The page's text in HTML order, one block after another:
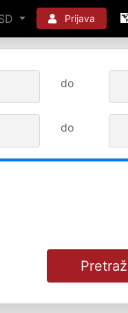
Prijava
do
do